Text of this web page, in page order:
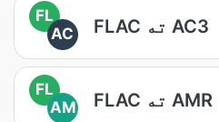
FL
AC
FLAC ته AC3
FL
AM
FLAC ته AMR